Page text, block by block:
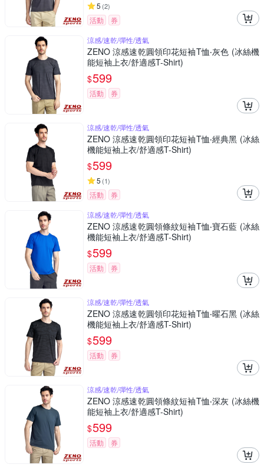
5 (2)
活動
券
涼感/速乾/彈性/透氣
ZENO 涼感速乾圓領印花短袖T恤‧灰色 (冰絲機
能短袖上衣/舒適感T-Shirt)
$599
活動 券
涼感/速乾/彈性/透氣
ZENO 涼感速乾圓領印花短袖T恤‧經典黑 (冰絲
機能短袖上衣/舒適感T-Shirt)
$599
5 (1)
活動
券
涼感/速乾/彈性/透氣
ZENO 涼感速乾圓領條紋短袖T恤‧寶石藍 (冰絲
機能短袖上衣/舒適感T-Shirt)
$599
活動 券
涼感/速乾/彈性/透氣
ZENO 涼感速乾圓領印花短袖T恤‧曜石黑 (冰絲
機能短袖上衣/舒適感T-Shirt)
$599
活動 券
涼感/速乾/彈性/透氣
ZENO 涼感速乾圓領條紋短袖T恤‧深灰 (冰絲機
能短袖上衣/舒適感T-Shirt)
$599
活動 券